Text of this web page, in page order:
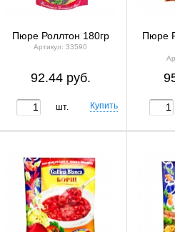
Пюре Роллтон 180гр
Артикул: 33590
92.44 руб.
шт.
Пюре